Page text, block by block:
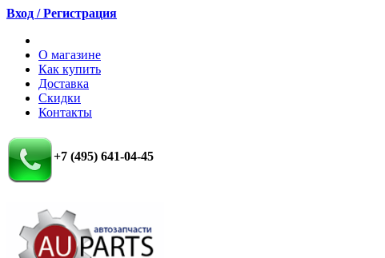
Вход / Регистрация
О магазине
Как купить
Доставка
Скидки
Контакты
+7 (495) 641-04-45